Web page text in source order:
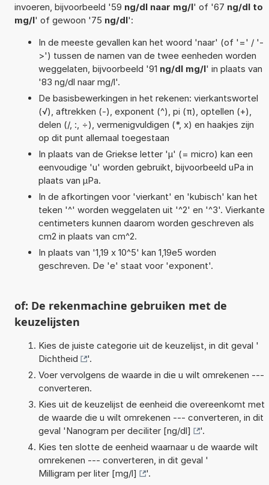
invoeren, bijvoorbeeld '59 ng/dl naar mg/l' of '67 ng/dl to
mg/l' of gewoon '75 ng/dl':
In de meeste gevallen kan het woord 'naar' (of '=' / '-
>') tussen de namen van de twee eenheden worden
weggelaten, bijvoorbeeld '91 ng/dl mg/l' in plaats van
'83 ng/dl naar mg/l'.
De basisbewerkingen in het rekenen: vierkantswortel
(√), aftrekken (-), exponent (^), pi (π), optellen (+),
delen (/, :, ÷), vermenigvuldigen (*, x) en haakjes zijn
op dit punt allemaal toegestaan
In plaats van de Griekse letter 'µ' (= micro) kan een
eenvoudige 'u' worden gebruikt, bijvoorbeeld uPa in
plaats van µPa.
In de afkortingen voor 'vierkant' en 'kubisch' kan het
teken '^' worden weggelaten uit '^2' en '^3'. Vierkante
centimeters kunnen daarom worden geschreven als
cm2 in plaats van cm^2.
In plaats van '1,19 x 10^5' kan 1,19e5 worden
geschreven. De 'e' staat voor 'exponent'.
of: De rekenmachine gebruiken met de
keuzelijsten
Kies de juiste categorie uit de keuzelijst, in dit geval '
Dichtheid
'.
Voer vervolgens de waarde in die u wilt omrekenen ---
converteren.
Kies uit de keuzelijst de eenheid die overeenkomt met
de waarde die u wilt omrekenen --- converteren, in dit
geval 'Nanogram per deciliter [ng/dl]
'.
Kies ten slotte de eenheid waarnaar u de waarde wilt
omrekenen --- converteren, in dit geval '
Milligram per liter [mg/l]
'.